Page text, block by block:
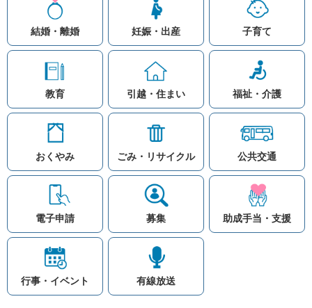
知りたい情報を検索
注目ワード
公共交通
入札
高齢者福祉 補助金
結婚・離婚 妊娠・出産 子育て
教育 引越・住まい 福祉・介護
おくやみ ごみ・リサイクル 公共交通
電子申請 募集 助成手当・支援
行事・イベント 有線放送
お問い合わせ
リンク集
このホームページ
著作権と免責事項につ
プライバシーポリシー
© Village Hara